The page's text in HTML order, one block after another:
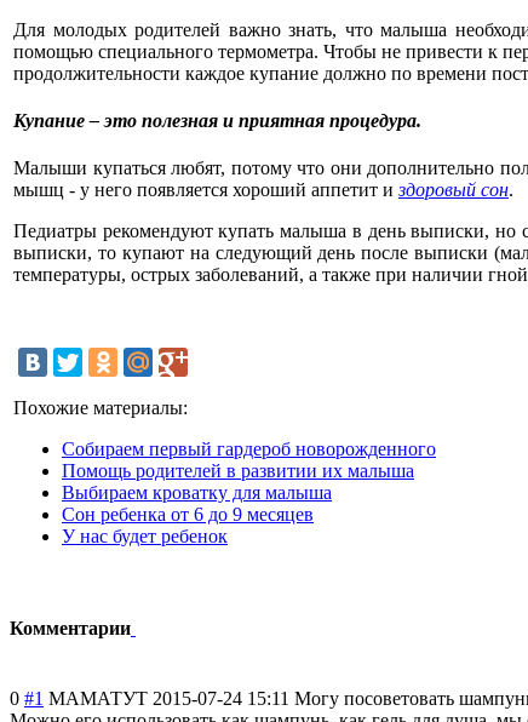
Для молодых родителей важно знать, что малыша
помощью специального термометра. Чтобы не привести к
продолжительности каждое купание должно по времени
Купание – это полезная и приятная процедура.
Малыши купаться любят, потому что они дополнительно
мышц - у него появляется хороший аппетит издоровый сон.
Педиатры рекомендуют купать малыша в день выписки,
выписки, то купают на следующий день после выписки
температуры, острых заболеваний, а также при наличии
Похожие материалы:
Собираем первый гардероб новорожденного
Помощь родителей в развитии их малыша
Выбираем кроватку для малыша
Сон ребенка от 6 до 9 месяцев
У нас будет ребенок
Комментарии
0 #1 МАМАТУТ 2015-07-24 15:11 Могу посоветовать